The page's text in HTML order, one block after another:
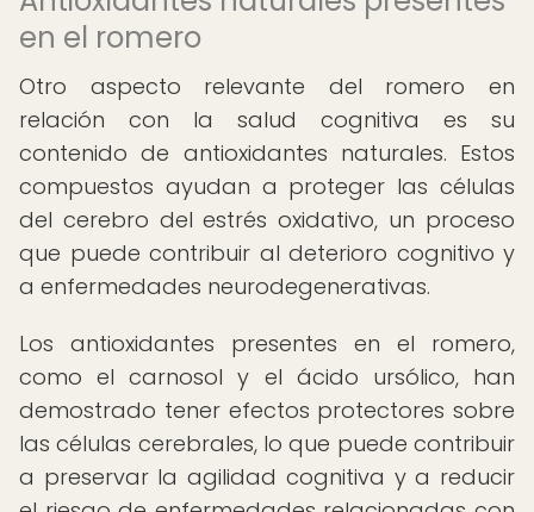
en el romero
Otro aspecto relevante del romero en
relación con la salud cognitiva es su
contenido de antioxidantes naturales. Estos
compuestos ayudan a proteger las células
del cerebro del estrés oxidativo, un proceso
que puede contribuir al deterioro cognitivo y
a enfermedades neurodegenerativas.
Los antioxidantes presentes en el romero,
como el carnosol y el ácido ursólico, han
demostrado tener efectos protectores sobre
las células cerebrales, lo que puede contribuir
a preservar la agilidad cognitiva y a reducir